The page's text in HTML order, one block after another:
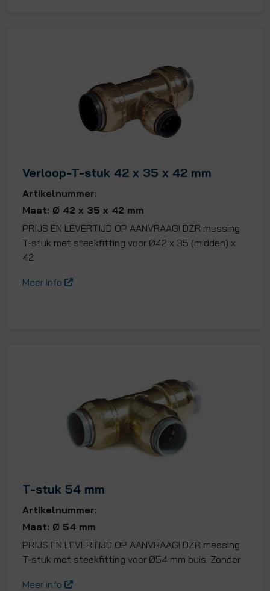
Verloop-T-stuk 42 x 35 x 42 mm
Artikelnummer:
Maat: Ø 42 x 35 x 42 mm
PRIJS EN LEVERTIJD OP AANVRAAG! DZR messing
T-stuk met steekfitting voor Ø42 x 35 (midden) x
42
Meer info
T-stuk 54 mm
Artikelnummer:
Maat: Ø 54 mm
PRIJS EN LEVERTIJD OP AANVRAAG! DZR messing
T-stuk met steekfitting voor Ø54 mm buis. Zonder
Meer info